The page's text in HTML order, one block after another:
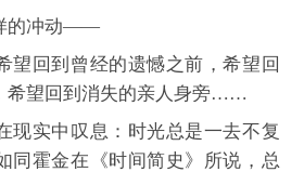
的冲动——
望回到曾经的遗憾之前，希望回
希望回到消失的亲人身旁……
现实中叹息：时光总是一去不复
同霍金在《时间简史》所说，总